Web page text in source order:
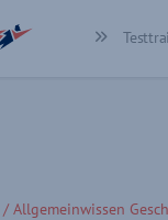
/ Allgemeinwissen